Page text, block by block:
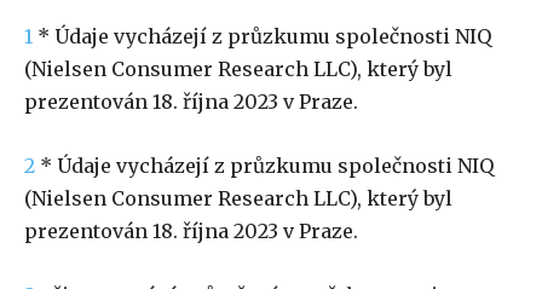
1 * Údaje vycházejí z průzkumu společnosti NIQ
(Nielsen Consumer Research LLC), který byl
prezentován 18. října 2023 v Praze.
2 * Údaje vycházejí z průzkumu společnosti NIQ
(Nielsen Consumer Research LLC), který byl
prezentován 18. října 2023 v Praze.